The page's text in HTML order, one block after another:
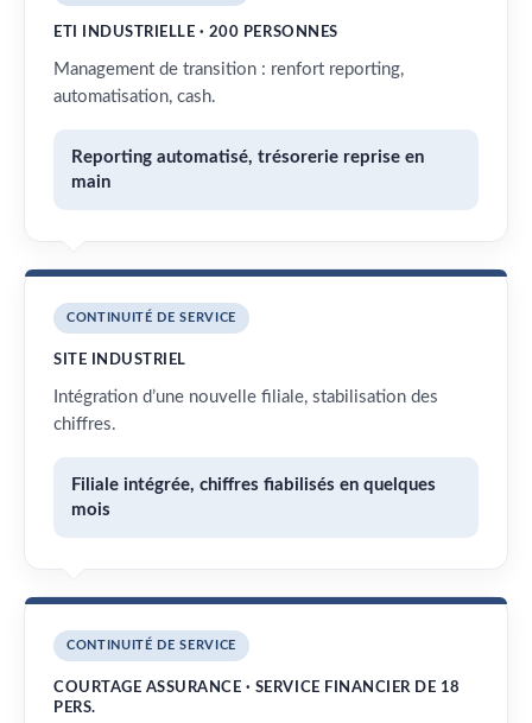
ETI INDUSTRIELLE · 200 PERSONNES
Management de transition : renfort reporting,
automatisation, cash.
Reporting automatisé, trésorerie reprise en
main
CONTINUITÉ DE SERVICE
SITE INDUSTRIEL
Intégration d’une nouvelle filiale, stabilisation des
chiffres.
Filiale intégrée, chiffres fiabilisés en quelques
mois
CONTINUITÉ DE SERVICE
COURTAGE ASSURANCE · SERVICE FINANCIER DE 18
PERS.